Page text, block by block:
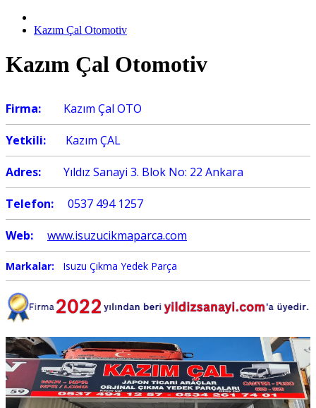
Kazım Çal Otomotiv
Kazım Çal Otomotiv
Firma: Kazım Çal OTO
Yetkili: Kazım ÇAL
Adres: Yıldız Sanayi 3. Blok No: 22 Ankara
Telefon: 0537 494 1257
Web: www.isuzucikmaparca.com
Markalar: Isuzu Çıkma Yedek Parça